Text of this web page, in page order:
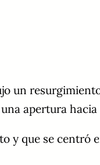
un
apertura
y que se centró